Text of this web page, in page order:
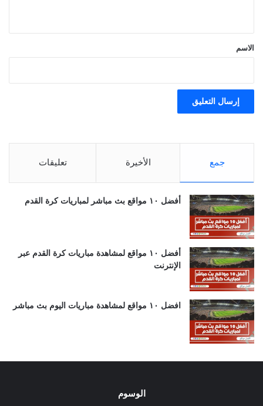
*
الاسم
جمع الأخيرة تعليقات
أفضل ١٠ مواقع بث مباشر لمباريات كرة القدم
أفضل ١٠ مواقع لمشاهدة مباريات كرة القدم عبر
الإنترنت
افضل ١٠ مواقع لمشاهدة مباريات اليوم بث مباشر
الوسوم